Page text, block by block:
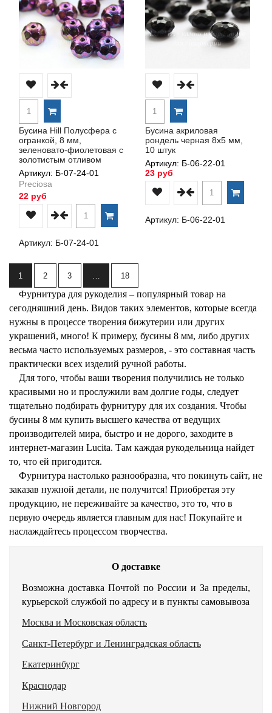
Бусина Hill Полусфера с
огранкой, 8 мм,
зеленовато-фиолетовая с
золотистым отливом
Артикул: Б-07-24-01
Preciosa
22 руб
Артикул: Б-07-24-01
Бусина акриловая
рондель черная 8х5 мм,
10 штук
Артикул: Б-06-22-01
23 руб
Артикул: Б-06-22-01
1 2 3 18
Фурнитура для рукоделия – популярный товар на
сегодняшний день. Видов таких элементов, которые всегда
нужны в процессе творения бижутерии или других
украшений, много! К примеру, бусины 8 мм, либо других
весьма часто используемых размеров, - это составная часть
практически всех изделий ручной работы.
Для того, чтобы ваши творения получились не только
красивыми но и прослужили вам долгие годы, следует
тщательно подбирать фурнитуру для их создания. Чтобы
бусины 8 мм купить высшего качества от ведущих
производителей мира, быстро и не дорого, заходите в
интернет-магазин Lucita. Там каждая рукодельница найдет
то, что ей пригодится.
Фурнитура настолько разнообразна, что покинуть сайт, не
заказав нужной детали, не получится! Приобретая эту
продукцию, не переживайте за качество, это то, что в
первую очередь является главным для нас! Покупайте и
наслаждайтесь процессом творчества.
О доставке
Возможна доставка Почтой по России и За пределы,
курьерской службой по адресу и в пункты самовывоза
Москва и Московская область
Санкт-Петербург и Ленинградская область
Екатеринбург
Краснодар
Нижний Новгород